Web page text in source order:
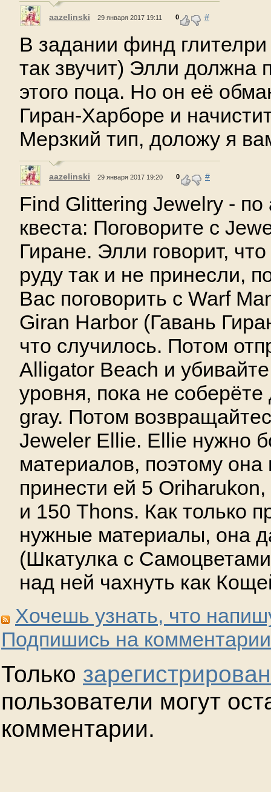
aazelinski 29 января 2017 19:11 0 #
В задании финд глителри
так звучит) Элли должна
этого поца. Но он её
Гиран-Харборе и
Мерзкий тип, доложу я
aazelinski 29 января 2017 19:20 0 #
Find Glittering Jewelry - по
квеста: Поговорите с
Гиране. Элли говорит,
руду так и не принесли,
Вас поговорить с Warf
Giran Harbor (Гавань
что случилось. Потом
Alligator Beach и
уровня, пока не
gray. Потом
Jeweler Ellie. Ellie нужно
материалов, поэтому она
принести ей 5
и 150 Thons. Как только
нужные материалы, она
(Шкатулка с
над ней чахнуть как
Хочешь узнать, что
Подпишись на
Только
пользователи могут
комментарии.